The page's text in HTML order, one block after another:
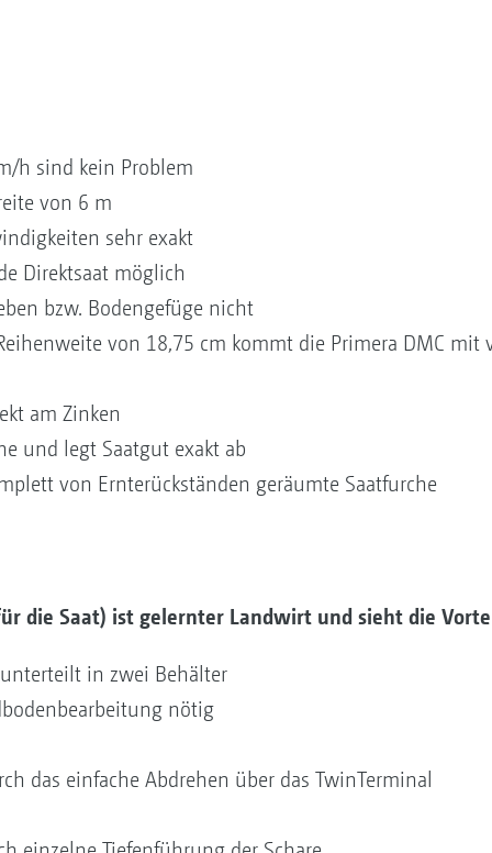
h sind kein Problem
von 6 m
sehr exakt
Direktsaat möglich
bzw. Bodengefüge nicht
von 18,75 cm kommt die Primera DMC mit
am Zinken
und legt Saatgut exakt ab
von Ernterückständen geräumte Saatfurche
die Saat) ist gelernter Landwirt und sieht die
in zwei Behälter
nötig
das einfache Abdrehen über das TwinTerminal